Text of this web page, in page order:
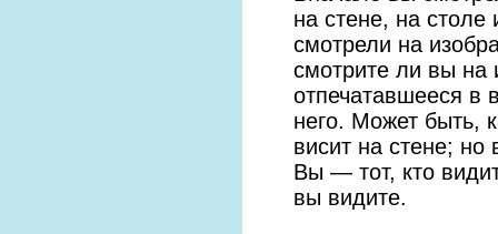
на стене, на столе
смотрели на
смотрите ли вы на
отпечатавшееся в
него. Может быть,
висит на стене;
Вы — тот, кто
вы видите.